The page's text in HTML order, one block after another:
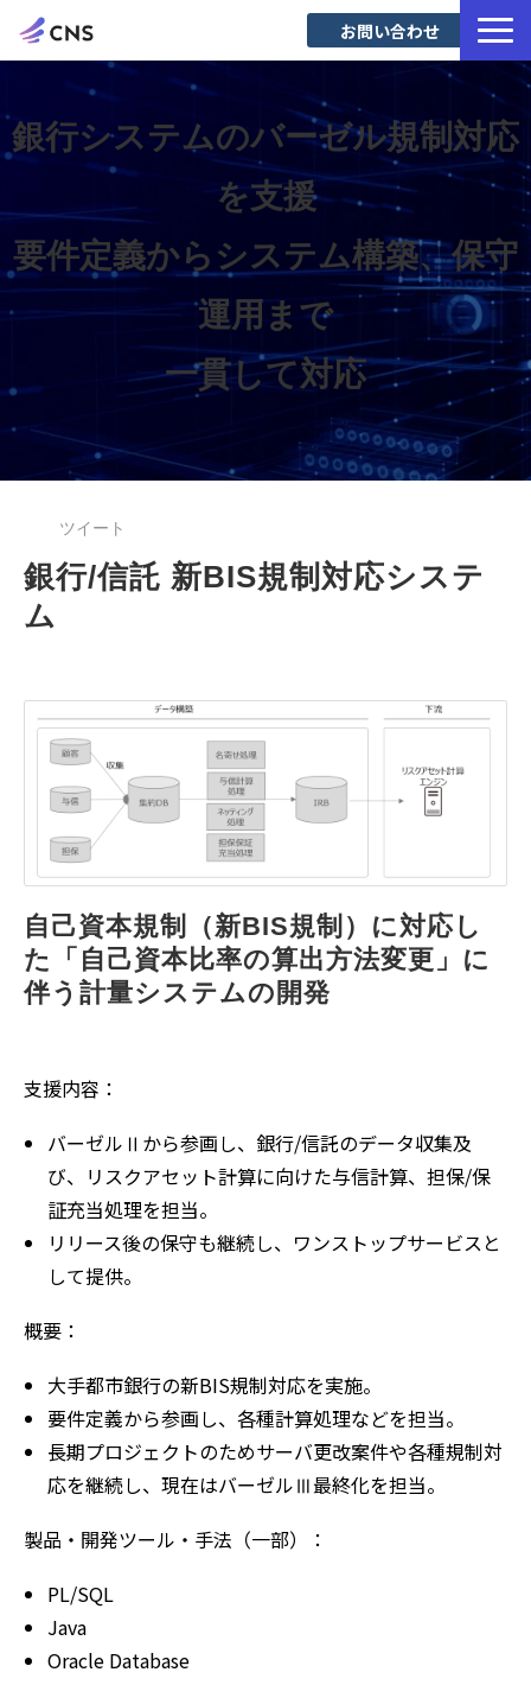
お問い合わせ
導入事例
Blog
銀行システムのバーゼル規制対応
を支援
要件定義からシステム構築、保守
運用まで
一貫して対応
ツイート
銀行/信託 新BIS規制対応システ
ム
自己資本規制（新BIS規制）に対応し
た「自己資本比率の算出方法変更」に
伴う計量システムの開発
支援内容：
バーゼルⅡから参画し、銀行/信託のデータ収集及
び、リスクアセット計算に向けた与信計算、担保/保
証充当処理を担当。
リリース後の保守も継続し、ワンストップサービスと
して提供。
概要：
大手都市銀行の新BIS規制対応を実施。
要件定義から参画し、各種計算処理などを担当。
長期プロジェクトのためサーバ更改案件や各種規制対
応を継続し、現在はバーゼルⅢ最終化を担当。
製品・開発ツール・手法（一部）：
PL/SQL
Java
Oracle Database